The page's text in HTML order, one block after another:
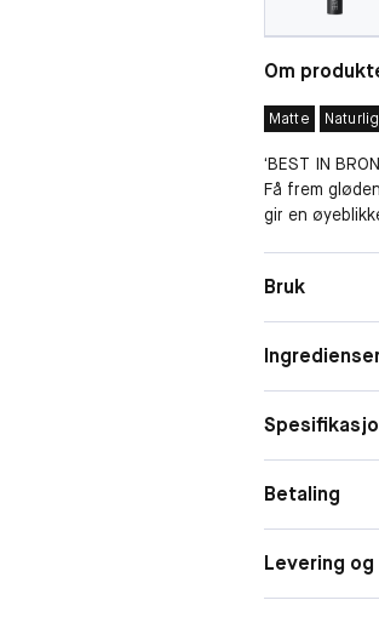
Om
Matte Naturlig
‘BEST IN
Få frem
gir en
Powder kan
glød.
Bruk
Betaling
Levering